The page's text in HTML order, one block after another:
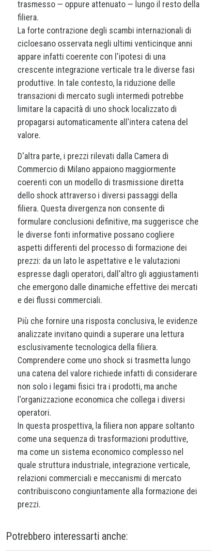
trasmesso — oppure attenuato — lungo il resto della
filiera.
La forte contrazione degli scambi internazionali di
cicloesano osservata negli ultimi venticinque anni
appare infatti coerente con l'ipotesi di una
crescente integrazione verticale tra le diverse fasi
produttive. In tale contesto, la riduzione delle
transazioni di mercato sugli intermedi potrebbe
limitare la capacità di uno shock localizzato di
propagarsi automaticamente all'intera catena del
valore.
D'altra parte, i prezzi rilevati dalla Camera di
Commercio di Milano appaiono maggiormente
coerenti con un modello di trasmissione diretta
dello shock attraverso i diversi passaggi della
filiera. Questa divergenza non consente di
formulare conclusioni definitive, ma suggerisce che
le diverse fonti informative possano cogliere
aspetti differenti del processo di formazione dei
prezzi: da un lato le aspettative e le valutazioni
espresse dagli operatori, dall'altro gli aggiustamenti
che emergono dalle dinamiche effettive dei mercati
e dei flussi commerciali.
Più che fornire una risposta conclusiva, le evidenze
analizzate invitano quindi a superare una lettura
esclusivamente tecnologica della filiera.
Comprendere come uno shock si trasmetta lungo
una catena del valore richiede infatti di considerare
non solo i legami fisici tra i prodotti, ma anche
l'organizzazione economica che collega i diversi
operatori.
In questa prospettiva, la filiera non appare soltanto
come una sequenza di trasformazioni produttive,
ma come un sistema economico complesso nel
quale struttura industriale, integrazione verticale,
relazioni commerciali e meccanismi di mercato
contribuiscono congiuntamente alla formazione dei
prezzi.
Potrebbero interessarti anche: